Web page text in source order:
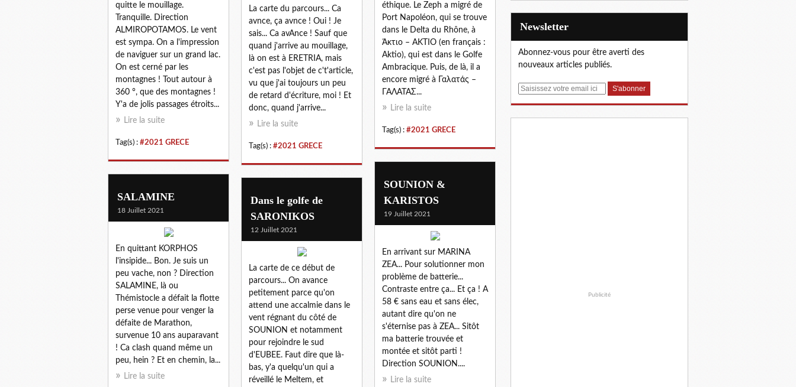
quitte le mouillage.
Tranquille. Direction
ALMIROPOTAMOS. Le vent
est sympa. On a l'impression
de naviguer sur un grand lac.
On est cerné par les
montagnes ! Tout autour à
360 °, que des montagnes !
Y'a de jolis passages étroits...
Lire la suite
Tag(s) : #2021 GRECE
éthique. Le Zeph a migré de
Port Napoléon, qui se trouve
dans le Delta du Rhône, à
Άκτιο – AKTIO (en français :
Aktio), qui est dans le Golfe
Ambracique. Puis, de là, il a
encore migré à Γαλατάς –
ΓΑΛΑΤΑΣ...
Lire la suite
Tag(s) : #2021 GRECE
La carte du parcours... Ca
avnce, ça avnce ! Oui ! Je
sais... Ca avAnce ! Sauf que
quand j'arrive au mouillage,
là on est à ERETRIA, mais
c'est pas l'objet de c't'article,
vu que j'ai toujours un peu
de retard d'écriture, moi ! Et
donc, quand j'arrive...
Lire la suite
Tag(s) : #2021 GRECE
SOUNION &
KARISTOS
19 Juillet 2021
En arrivant sur MARINA
ZEA... Pour solutionner mon
problème de batterie...
Contraste entre ça... Et ça ! A
58 € sans eau et sans élec,
autant dire qu'on ne
s'éternise pas à ZEA... Sitôt
ma batterie trouvée et
montée et sitôt parti !
Direction SOUNION....
Lire la suite
SALAMINE
18 Juillet 2021
En quittant KORPHOS
l'insipide... Bon. Je suis un
peu vache, non ? Direction
SALAMINE, là ou
Thémistocle a défait la flotte
perse venue pour venger la
défaite de Marathon,
survenue 10 ans auparavant
! Ca clash quand même un
peu, hein ? Et en chemin, la...
Lire la suite
Dans le golfe de
SARONIKOS
12 Juillet 2021
La carte de ce début de
parcours... On avance
petitement parce qu'on
attend une accalmie dans le
vent régnant du côté de
SOUNION et notamment
pour rejoindre le sud
d'EUBEE. Faut dire que là-
bas, y'a quelqu'un qui a
réveillé le Meltem, et
Newsletter
Abonnez-vous pour être averti des
nouveaux articles publiés.
E
Publicité